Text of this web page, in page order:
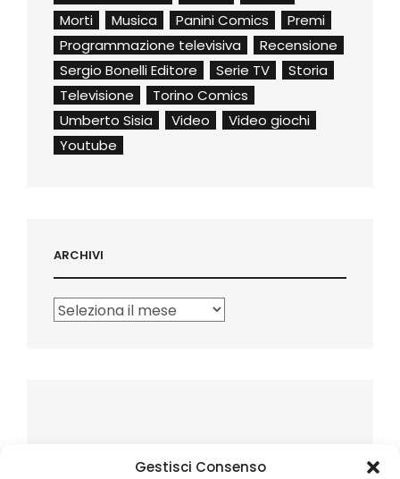
Gestisci Consenso
Morti
Musica Panini Comics
Premi
Programmazione televisiva
Recensione
Sergio Bonelli Editore
Serie TV
Storia
Televisione
Torino Comics
Umberto Sisia
Video
Video giochi
Youtube
ARCHIVI
Archivi